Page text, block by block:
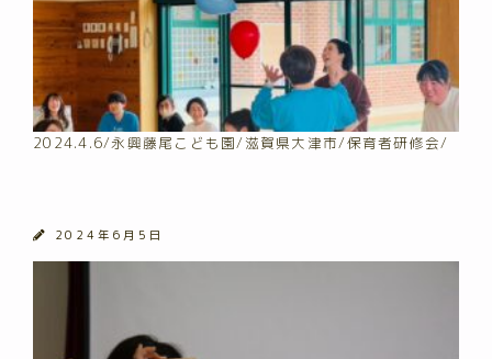
2024.4.6/永興藤尾こども園/滋賀県大津市/保育者研修会/
2024年6月5日